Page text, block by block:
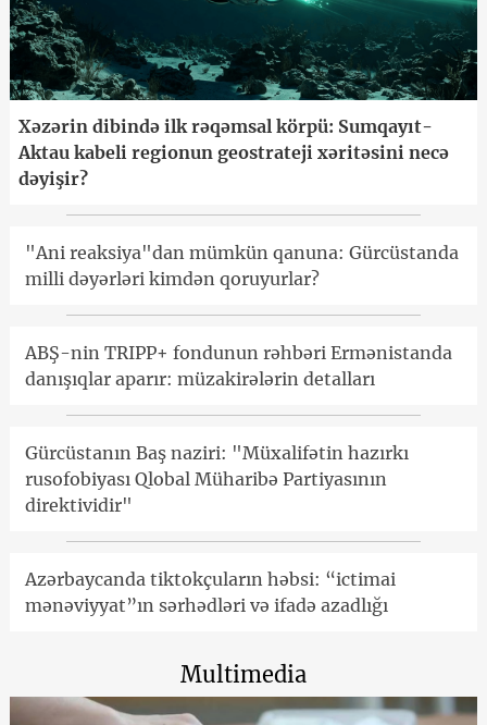
Xəzərin dibində ilk rəqəmsal körpü: Sumqayıt-
Aktau kabeli regionun geostrateji xəritəsini necə
dəyişir?
"Ani reaksiya"dan mümkün qanuna: Gürcüstanda
milli dəyərləri kimdən qoruyurlar?
ABŞ-nin TRIPP+ fondunun rəhbəri Ermənistanda
danışıqlar aparır: müzakirələrin detalları
Gürcüstanın Baş naziri: "Müxalifətin hazırkı
rusofobiyası Qlobal Müharibə Partiyasının
direktividir"
Azərbaycanda tiktokçuların həbsi: “ictimai
mənəviyyat”ın sərhədləri və ifadə azadlığı
Multimedia